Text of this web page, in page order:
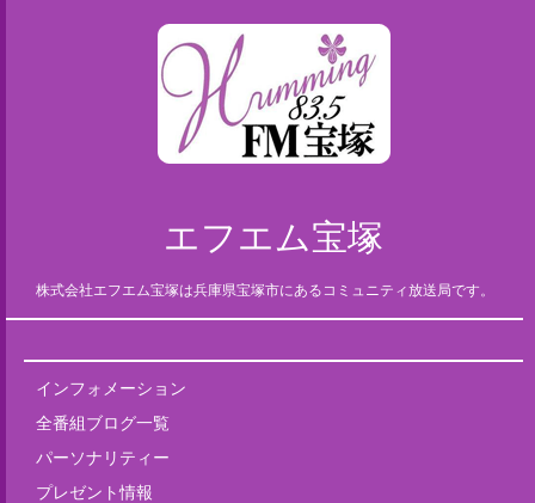
エフエム宝塚
株式会社エフエム宝塚は兵庫県宝塚市にあるコミュニティ放送局です。
インフォメーション
全番組ブログ一覧
パーソナリティー
プレゼント情報